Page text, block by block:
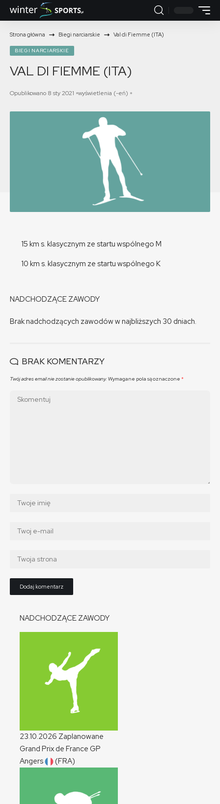
Strona główna Biegi narciarskie Val di Fiemme (ITA)
BIEGI NARCIARSKIE
VAL DI FIEMME (ITA)
Opublikowano 8 sty 2021 wyświetlenia (-eń)
15 km s. klasycznym ze startu wspólnego M
10 km s. klasycznym ze startu wspólnego K
NADCHODZĄCE ZAWODY
Brak nadchodzących zawodów w najbliższych 30 dniach.
BRAK KOMENTARZY
Twój adres email nie zostanie opublikowany. Wymagane pola są oznaczone *
NADCHODZĄCE ZAWODY
23.10.2026 Zaplanowane
Grand Prix de France GP
Angers
(FRA)